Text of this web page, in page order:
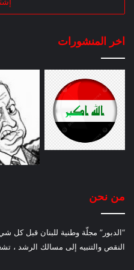
اخر المنشورات
من نحن
“الدبور” مجلّة وطنية للبنان قبل كل
النقص والتنبيه إلى مسالك الرشد ،